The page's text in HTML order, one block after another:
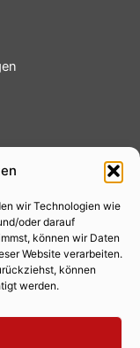
wir Technologien wie
oder darauf
können wir Daten
Website verarbeiten.
können
werden.